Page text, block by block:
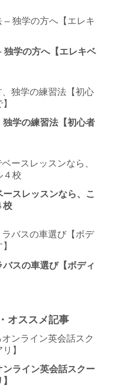
独学の方へ【エレキベ
学の練習法【初心者
ースレッスンなら、こ
校
スの車選び【ボディ
オススメ記事
ライン英会話スクー